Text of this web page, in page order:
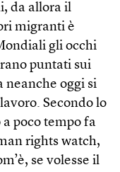
da allora il
migranti è
gli occhi
puntati sui
oggi si
Secondo lo
poco tempo fa
rights watch,
se volesse il